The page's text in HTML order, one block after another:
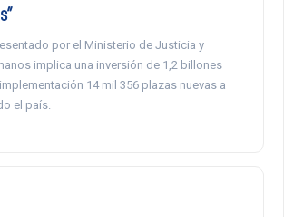
por el Ministerio de Justicia y
implica una inversión de 1,2 billones
14 mil 356 plazas nuevas a
el país.